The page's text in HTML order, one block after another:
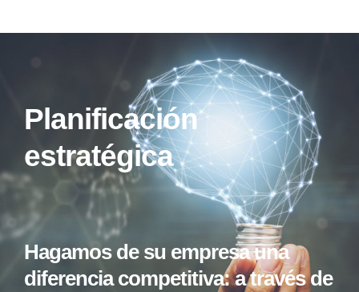
Planificación
estratégica
Hagamos de su empresa una
diferencia competitiva: a través de